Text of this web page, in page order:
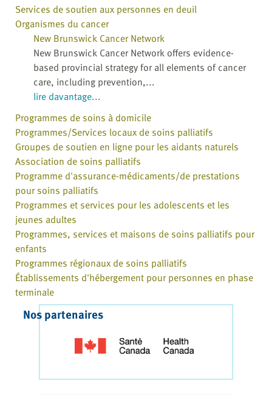
Services de soutien aux personnes en deuil
Organismes du cancer
New Brunswick Cancer Network
New Brunswick Cancer Network offers evidence-
based provincial strategy for all elements of cancer
care, including prevention,...
lire davantage...
Programmes de soins à domicile
Programmes/Services locaux de soins palliatifs
Groupes de soutien en ligne pour les aidants naturels
Association de soins palliatifs
Programme d'assurance-médicaments/de prestations
pour soins palliatifs
Programmes et services pour les adolescents et les
jeunes adultes
Programmes, services et maisons de soins palliatifs pour
enfants
Programmes régionaux de soins palliatifs
Établissements d'hébergement pour personnes en phase
terminale
Nos partenaires